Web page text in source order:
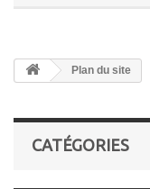
Plan du site
CATÉGORIES